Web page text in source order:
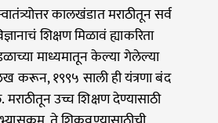
कालखंडात मराठीतून सर्व
शिक्षण मिळावं ह्याकरिता
माध्यमातून केल्या गेलेल्या
करून, १९९५ साली ही यंत्रणा बंद
उच्च शिक्षण देण्यासाठी